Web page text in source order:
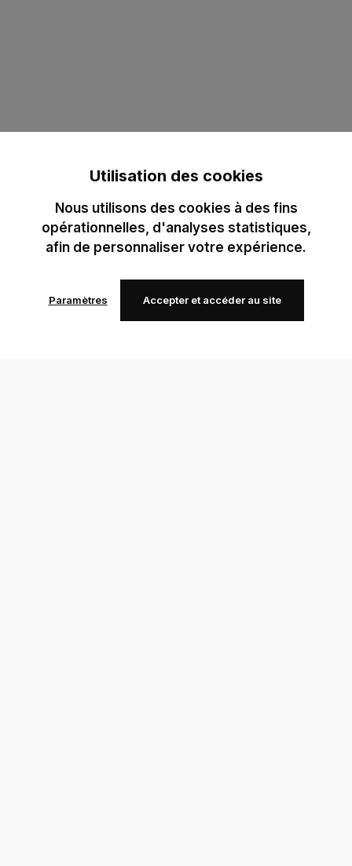
Utilisation des cookies
Nous utilisons des cookies à des fins
opérationnelles, d'analyses statistiques,
afin de personnaliser votre expérience.
Paramètres Accepter et accéder au site